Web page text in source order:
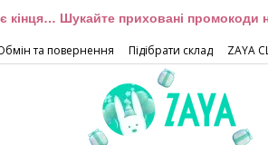
кінця… Шукайте приховані промокоди
та повернення Підібрати склад ZAYA